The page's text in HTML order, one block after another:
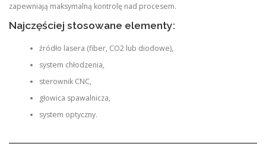
zapewniają maksymalną kontrolę nad procesem.
Najczęściej stosowane elementy:
źródło lasera (fiber, CO2 lub diodowe),
system chłodzenia,
sterownik CNC,
głowica spawalnicza,
system optyczny.